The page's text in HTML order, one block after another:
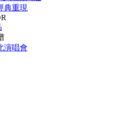
典重現
演唱會